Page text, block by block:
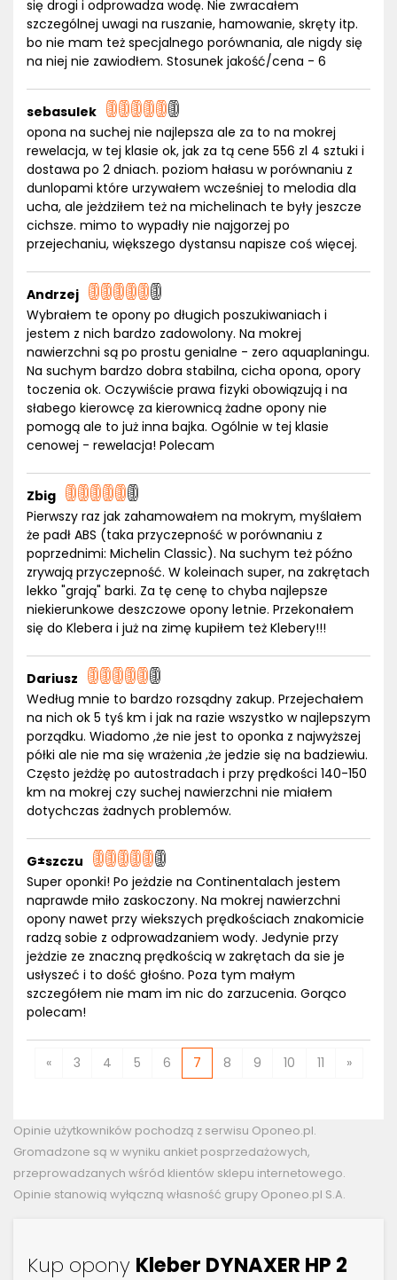
się drogi i odprowadza wodę. Nie zwracałem
szczególnej uwagi na ruszanie, hamowanie, skręty itp.
bo nie mam też specjalnego porównania, ale nigdy się
na niej nie zawiodłem. Stosunek jakość/cena - 6
sebasulek
opona na suchej nie najlepsza ale za to na mokrej
rewelacja, w tej klasie ok, jak za tą cene 556 zl 4 sztuki i
dostawa po 2 dniach. poziom hałasu w porównaniu z
dunlopami które urzywałem wcześniej to melodia dla
ucha, ale jeżdziłem też na michelinach te były jeszcze
cichsze. mimo to wypadły nie najgorzej po
przejechaniu, większego dystansu napisze coś więcej.
Andrzej
Wybrałem te opony po długich poszukiwaniach i
jestem z nich bardzo zadowolony. Na mokrej
nawierzchni są po prostu genialne - zero aquaplaningu.
Na suchym bardzo dobra stabilna, cicha opona, opory
toczenia ok. Oczywiście prawa fizyki obowiązują i na
słabego kierowcę za kierownicą żadne opony nie
pomogą ale to już inna bajka. Ogólnie w tej klasie
cenowej - rewelacja! Polecam
Zbig
Pierwszy raz jak zahamowałem na mokrym, myślałem
że padł ABS (taka przyczepność w porównaniu z
poprzednimi: Michelin Classic). Na suchym też późno
zrywają przyczepność. W koleinach super, na zakrętach
lekko "grają" barki. Za tę cenę to chyba najlepsze
niekierunkowe deszczowe opony letnie. Przekonałem
się do Klebera i już na zimę kupiłem też Klebery!!!
Dariusz
Według mnie to bardzo rozsądny zakup. Przejechałem
na nich ok 5 tyś km i jak na razie wszystko w najlepszym
porządku. Wiadomo ,że nie jest to oponka z najwyższej
półki ale nie ma się wrażenia ,że jedzie się na badziewiu.
Często jeżdżę po autostradach i przy prędkości 140-150
km na mokrej czy suchej nawierzchni nie miałem
dotychczas żadnych problemów.
G±szczu
Super oponki! Po jeżdzie na Continentalach jestem
naprawde miło zaskoczony. Na mokrej nawierzchni
opony nawet przy wiekszych prędkościach znakomicie
radzą sobie z odprowadzaniem wody. Jedynie przy
jeżdzie ze znaczną prędkością w zakrętach da sie je
usłyszeć i to dość głośno. Poza tym małym
szczegółem nie mam im nic do zarzucenia. Gorąco
polecam!
« 3 4 5 6 7 8 9 10 11 »
Opinie użytkowników pochodzą z serwisu Oponeo.pl.
Gromadzone są w wyniku ankiet posprzedażowych,
przeprowadzanych wśród klientów sklepu internetowego.
Opinie stanowią wyłączną własność grupy Oponeo.pl S.A.
Kup opony Kleber DYNAXER HP 2